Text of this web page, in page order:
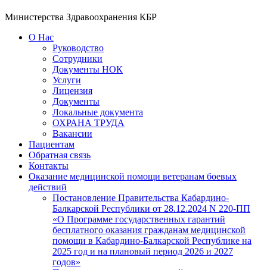
Министерства Здравоохранения КБР
О Нас
Руководство
Сотрудники
Документы НОК
Услуги
Лицензия
Документы
Локальные документа
ОХРАНА ТРУДА
Вакансии
Пациентам
Обратная связь
Контакты
Оказание медицинской помощи ветеранам боевых
действий
Постановление Правительства Кабардино-
Балкарской Республики от 28.12.2024 N 220-ПП
«О Программе государственных гарантий
бесплатного оказания гражданам медицинской
помощи в Кабардино-Балкарской Республике на
2025 год и на плановый период 2026 и 2027
годов»